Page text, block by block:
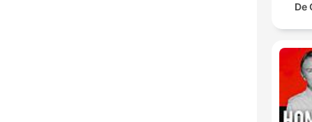
De